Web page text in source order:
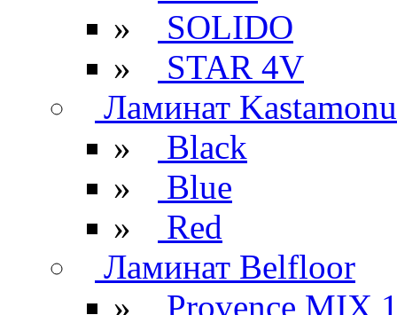
»
SOLIDO
»
STAR 4V
Ламинат Kastamonu
»
Black
»
Blue
»
Red
Ламинат Belfloor
»
Provence MIX